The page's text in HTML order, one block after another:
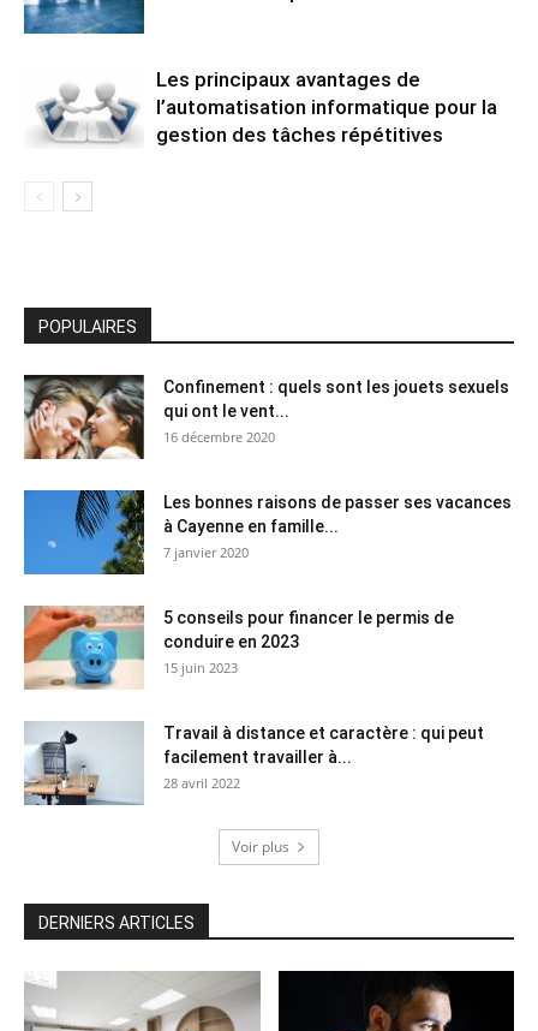
Les principaux avantages de
l’automatisation informatique pour la
gestion des tâches répétitives
POPULAIRES
Confinement : quels sont les jouets sexuels
qui ont le vent...
16 décembre 2020
Les bonnes raisons de passer ses vacances
à Cayenne en famille...
7 janvier 2020
5 conseils pour financer le permis de
conduire en 2023
15 juin 2023
Travail à distance et caractère : qui peut
facilement travailler à...
28 avril 2022
Voir plus
DERNIERS ARTICLES